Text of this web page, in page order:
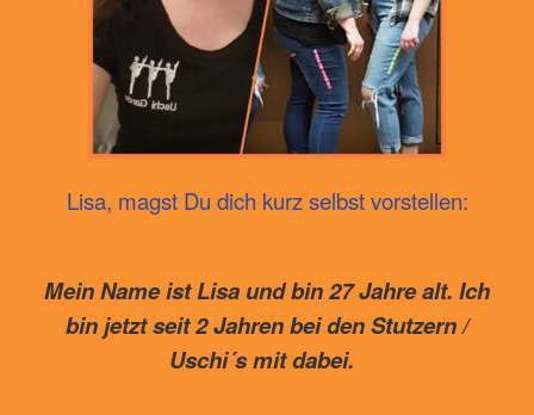
Lisa, magst Du dich kurz selbst vorstellen:
Mein Name ist Lisa und bin 27 Jahre alt. Ich
bin jetzt seit 2 Jahren bei den Stutzern /
Uschi´s mit dabei.